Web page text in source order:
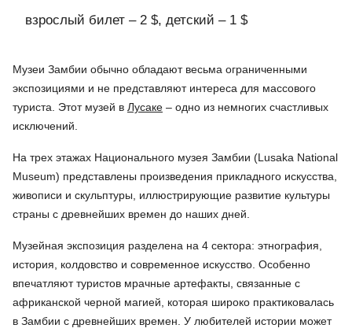
взрослый билет – 2 $, детский – 1 $
Музеи Замбии обычно обладают весьма ограниченными
экспозициями и не представляют интереса для массового
туриста. Этот музей в Лусаке – одно из немногих счастливых
исключений.
На трех этажах Национального музея Замбии (Lusaka National
Museum) представлены произведения прикладного искусства,
живописи и скульптуры, иллюстрирующие развитие культуры
страны с древнейших времен до наших дней.
Музейная экспозиция разделена на 4 сектора: этнография,
история, колдовство и современное искусство. Особенно
впечатляют туристов мрачные артефакты, связанные с
африканской черной магией, которая широко практиковалась
в Замбии с древнейших времен. У любителей истории может